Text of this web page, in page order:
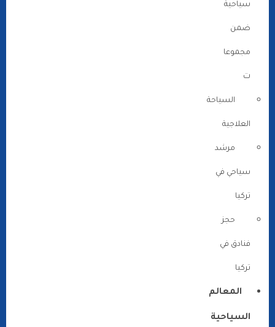
سياحية
ضمن
مجموعا
ت
السياحة
العلاجية
مرشد
سياحي في
تركيا
حجز
فنادق في
تركيا
المعالم
السياحية